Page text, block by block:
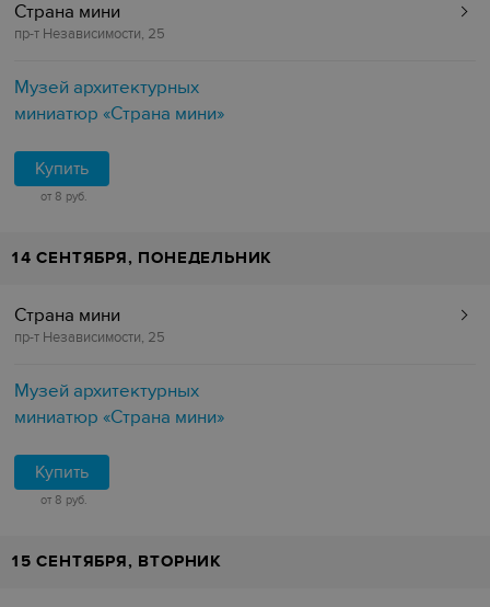
Страна мини
пр-т Независимости, 25
Музей архитектурных
миниатюр «Страна мини»
Купить
от 8 руб.
14 СЕНТЯБРЯ, ПОНЕДЕЛЬНИК
Страна мини
пр-т Независимости, 25
Музей архитектурных
миниатюр «Страна мини»
Купить
от 8 руб.
15 СЕНТЯБРЯ, ВТОРНИК